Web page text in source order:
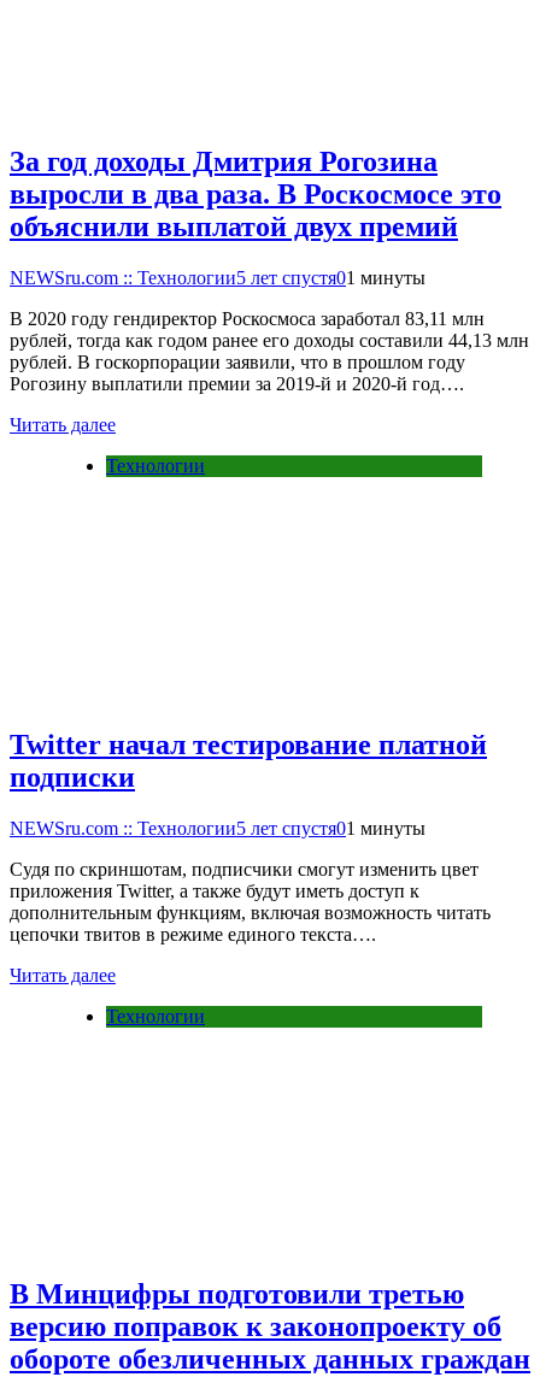
За год доходы Дмитрия Рогозина
выросли в два раза. В Роскосмосе это
объяснили выплатой двух премий
NEWSru.com :: Технологии5 лет спустя01 минуты
В 2020 году гендиректор Роскосмоса заработал 83,11 млн
рублей, тогда как годом ранее его доходы составили 44,13 млн
рублей. В госкорпорации заявили, что в прошлом году
Рогозину выплатили премии за 2019-й и 2020-й год….
Читать далее
Технологии
Twitter начал тестирование платной
подписки
NEWSru.com :: Технологии5 лет спустя01 минуты
Судя по скриншотам, подписчики смогут изменить цвет
приложения Twitter, а также будут иметь доступ к
дополнительным функциям, включая возможность читать
цепочки твитов в режиме единого текста….
Читать далее
Технологии
В Минцифры подготовили третью
версию поправок к законопроекту об
обороте обезличенных данных граждан